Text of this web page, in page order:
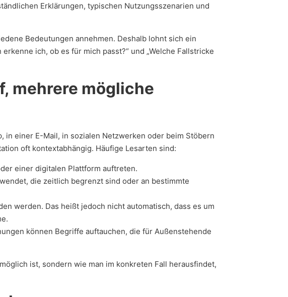
Erklärungen, typischen Nutzungsszenarien und
Bedeutungen annehmen. Deshalb lohnt sich ein
ich, ob es für mich passt?“ und „Welche Fallstricke
mehrere mögliche
einer E-Mail, in sozialen Netzwerken oder beim Stöbern
oft kontextabhängig. Häufige Lesarten sind:
einer digitalen Plattform auftreten.
die zeitlich begrenzt sind oder an bestimmte
werden. Das heißt jedoch nicht automatisch, dass es um
können Begriffe auftauchen, die für Außenstehende
ist, sondern wie man im konkreten Fall herausfindet,